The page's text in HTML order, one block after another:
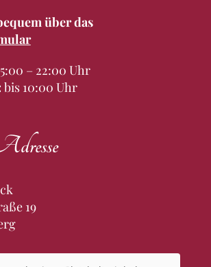
über das
– 22:00 Uhr
bis 10:00 Uhr
19